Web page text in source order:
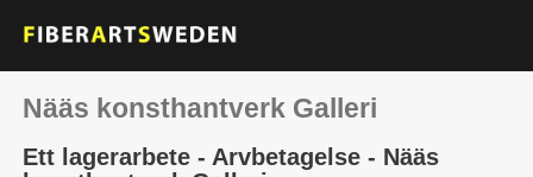
Nääs konsthantverk Galleri
Ett lagerarbete - Arvbetagelse - Nääs